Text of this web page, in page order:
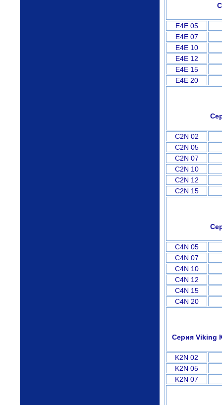
E4E 05
E4E 07
E4E 10
E4E 12
E4E 15
E4E 20
C2N 02
C2N 05
C2N 07
C2N 10
C2N 12
C2N 15
C4N 05
C4N 07
C4N 10
C4N 12
C4N 15
C4N 20
Серия Viking
K2N 02
K2N 05
K2N 07